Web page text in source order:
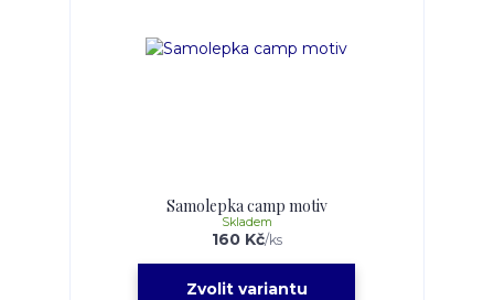
Samolepka camp motiv
160 Kč/ks
Skladem
Zvolit variantu